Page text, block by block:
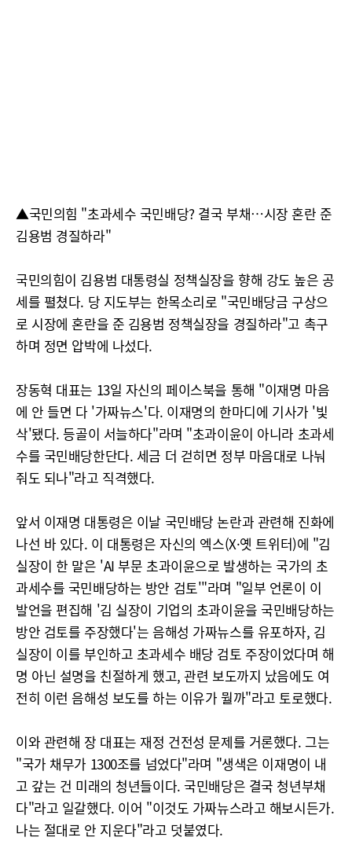
▲국민의힘 "초과세수 국민배당? 결국 부채…시장 혼란 준
김용범 경질하라"
국민의힘이 김용범 대통령실 정책실장을 향해 강도 높은 공
세를 펼쳤다. 당 지도부는 한목소리로 "국민배당금 구상으
로 시장에 혼란을 준 김용범 정책실장을 경질하라"고 촉구
하며 정면 압박에 나섰다.
장동혁 대표는 13일 자신의 페이스북을 통해 "이재명 마음
에 안 들면 다 '가짜뉴스'다. 이재명의 한마디에 기사가 '빛
삭'됐다. 등골이 서늘하다"라며 "초과이윤이 아니라 초과세
수를 국민배당한단다. 세금 더 걷히면 정부 마음대로 나눠
줘도 되나"라고 직격했다.
앞서 이재명 대통령은 이날 국민배당 논란과 관련해 진화에
나선 바 있다. 이 대통령은 자신의 엑스(X·옛 트위터)에 "김
실장이 한 말은 'AI 부문 초과이윤으로 발생하는 국가의 초
과세수를 국민배당하는 방안 검토'"라며 "일부 언론이 이
발언을 편집해 '김 실장이 기업의 초과이윤을 국민배당하는
방안 검토를 주장했다'는 음해성 가짜뉴스를 유포하자, 김
실장이 이를 부인하고 초과세수 배당 검토 주장이었다며 해
명 아닌 설명을 친절하게 했고, 관련 보도까지 났음에도 여
전히 이런 음해성 보도를 하는 이유가 뭘까"라고 토로했다.
이와 관련해 장 대표는 재정 건전성 문제를 거론했다. 그는
"국가 채무가 1300조를 넘었다"라며 "생색은 이재명이 내
고 갚는 건 미래의 청년들이다. 국민배당은 결국 청년부채
다"라고 일갈했다. 이어 "이것도 가짜뉴스라고 해보시든가.
나는 절대로 안 지운다"라고 덧붙였다.